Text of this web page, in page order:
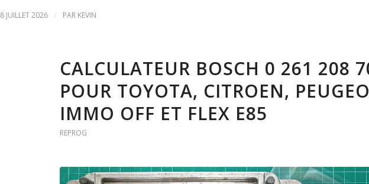
8 JUILLET 2026 / PAR KEVIN
CALCULATEUR BOSCH 0 261 208
POUR TOYOTA, CITROEN,
IMMO OFF ET FLEX E85
REPROG